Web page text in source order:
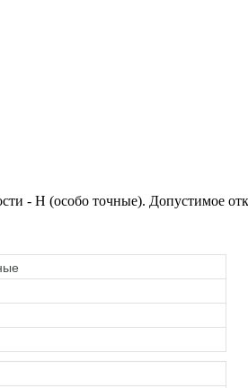
- H (особо точные). Допустимое